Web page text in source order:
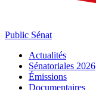
Public Sénat
Actualités
Sénatoriales 2026
Émissions
Documentaires